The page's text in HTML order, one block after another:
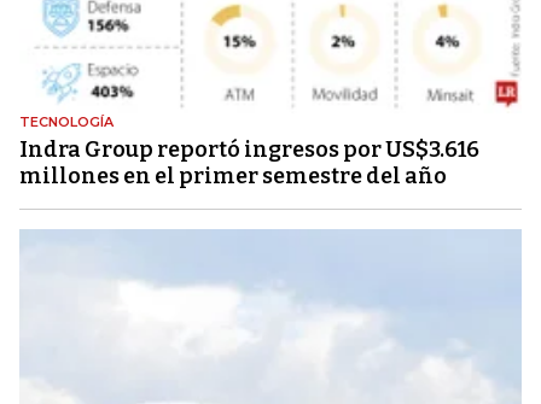
TECNOLOGÍA
Indra Group reportó ingresos por US$3.616
millones en el primer semestre del año